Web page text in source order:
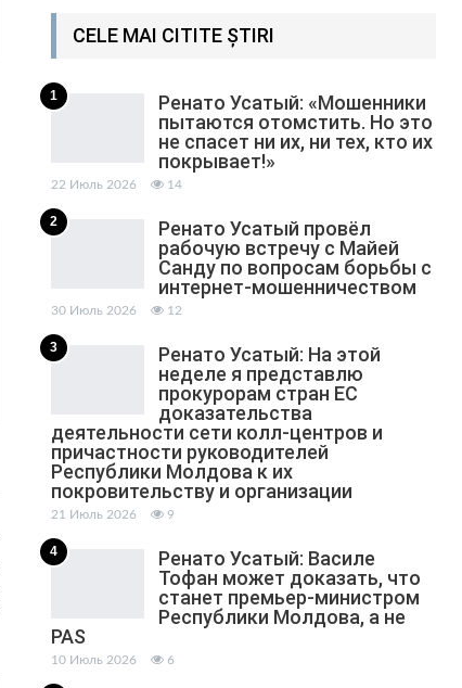
CELE MAI CITITE ȘTIRI
1
Ренато Усатый: «Мошенники
пытаются отомстить. Но это
не спасет ни их, ни тех, кто их
покрывает!»
22 Июль 2026 14
2
Ренато Усатый провёл
рабочую встречу с Майей
Санду по вопросам борьбы с
интернет-мошенничеством
30 Июль 2026 12
3
Ренато Усатый: На этой
неделе я представлю
прокурорам стран ЕС
доказательства
деятельности сети колл-центров и
причастности руководителей
Республики Молдова к их
покровительству и организации
21 Июль 2026 9
4
Ренато Усатый: Василе
Тофан может доказать, что
станет премьер-министром
Республики Молдова, а не
PAS
10 Июль 2026 6